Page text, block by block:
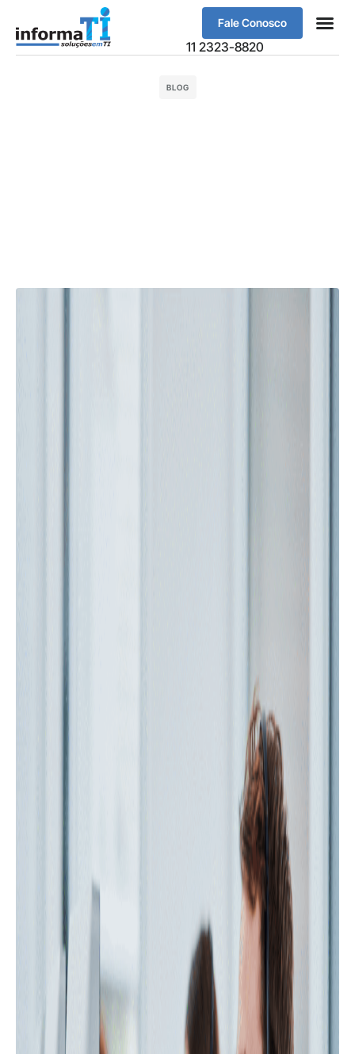
Fale Conosco
11 2323-8820
BLOG